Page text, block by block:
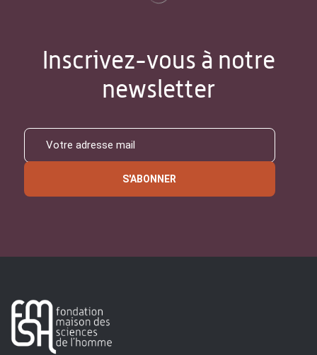
Inscrivez-vous à notre
newsletter
S'ABONNER